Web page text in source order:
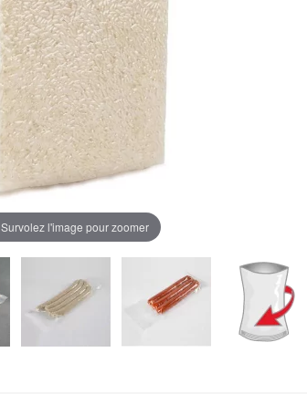
Survolez l'image pour zoomer